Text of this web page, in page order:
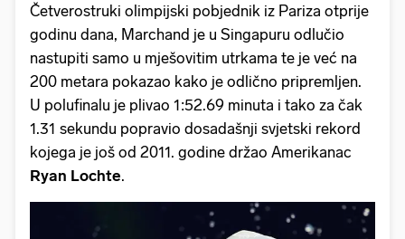
Četverostruki olimpijski pobjednik iz Pariza otprije
godinu dana, Marchand je u Singapuru odlučio
nastupiti samo u mješovitim utrkama te je već na
200 metara pokazao kako je odlično pripremljen.
U polufinalu je plivao 1:52.69 minuta i tako za čak
1.31 sekundu popravio dosadašnji svjetski rekord
kojega je još od 2011. godine držao Amerikanac
Ryan Lochte.